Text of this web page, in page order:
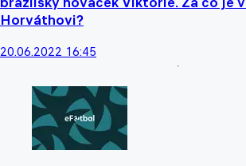
Horváthovi?
20.06.2022 16:45